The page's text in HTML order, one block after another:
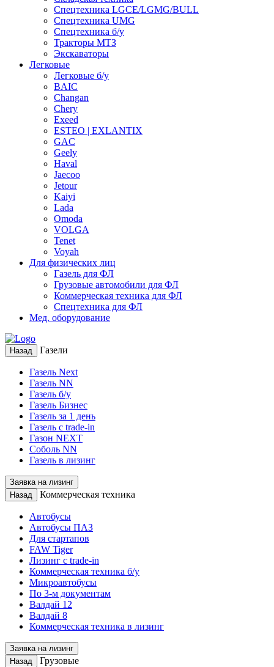
Спецтехника LGCE/LGMG/BULL
Спецтехника UMG
Спецтехника б/у
Тракторы МТЗ
Экскаваторы
Легковые
Легковые б/у
BAIC
Changan
Chery
Exeed
ESTEO | EXLANTIX
GAC
Geely
Haval
Jaecoo
Jetour
Kaiyi
Lada
Omoda
VOLGA
Tenet
Voyah
Для физических лиц
Газель для ФЛ
Грузовые автомобили для ФЛ
Коммерческая техника для ФЛ
Спецтехника для ФЛ
Мед. оборудование
Назад Газели
Газель Next
Газель NN
Газель б/у
Газель Бизнес
Газель за 1 день
Газель с trade-in
Газон NEXT
Соболь NN
Газель в лизинг
Заявка на лизинг
Назад
Коммерческая техника
Автобусы
Автобусы ПАЗ
Для стартапов
FAW Tiger
Лизинг с trade-in
Коммерческая техника б/у
Микроавтобусы
По 3-м документам
Валдай 12
Валдай 8
Коммерческая техника в лизинг
Заявка на лизинг
Назад
Грузовые